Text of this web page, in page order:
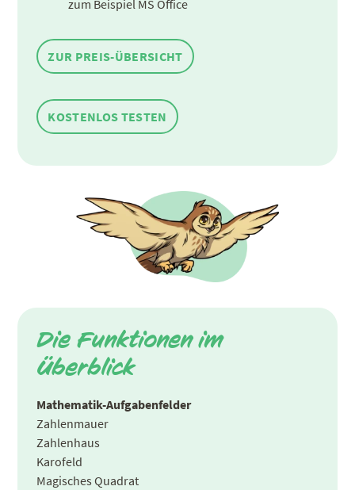
zum Beispiel MS Office
ZUR PREIS-ÜBERSICHT
KOSTENLOS TESTEN
Die Funktionen im
Überblick
Mathematik-Aufgabenfelder
Zahlenmauer
Zahlenhaus
Karofeld
Magisches Quadrat